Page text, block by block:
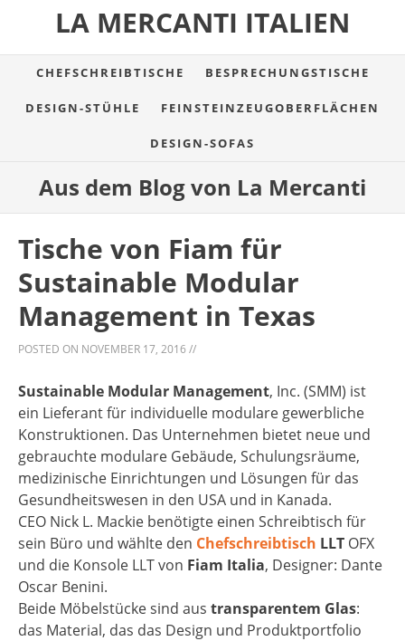
LA MERCANTI ITALIEN
CHEFSCHREIBTISCHE BESPRECHUNGSTISCHE
DESIGN-STÜHLE FEINSTEINZEUGOBERFLÄCHEN
DESIGN-SOFAS
Aus dem Blog von La Mercanti
Tische von Fiam für
Sustainable Modular
Management in Texas
POSTED ON NOVEMBER 17, 2016 //
Sustainable Modular Management, Inc. (SMM) ist
ein Lieferant für individuelle modulare gewerbliche
Konstruktionen. Das Unternehmen bietet neue und
gebrauchte modulare Gebäude, Schulungsräume,
medizinische Einrichtungen und Lösungen für das
Gesundheitswesen in den USA und in Kanada.
CEO Nick L. Mackie benötigte einen Schreibtisch für
sein Büro und wählte den Chefschreibtisch LLT OFX
und die Konsole LLT von Fiam Italia, Designer: Dante
Oscar Benini.
Beide Möbelstücke sind aus transparentem Glas:
das Material, das das Design und Produktportfolio